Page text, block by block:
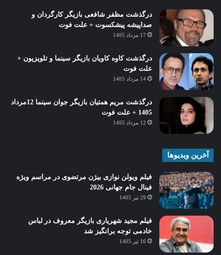
درگذشت مظفر شافعی بازیگر کارگردان و
صداپیشه پیشکسوت + علت فوت
17 مرداد 1405
درگذشت کاوه کاویان بازیگر سینما و تلویزیون +
علت فوت
14 مرداد 1405
درگذشت مریم همتیان بازیگر جوان سینما 12مرداد
1405 + علت فوت
12 مرداد 1405
آخرین ویدیوها
فیلم ویولن نوازی بیژن مرتضوی در مراسم ویژه
فینال جام جهانی 2026
29 تیر 1405
فیلم مجید شهریاری بازیگر معروف در لباس
خادمی توجه برانگیز شد
16 تیر 1405